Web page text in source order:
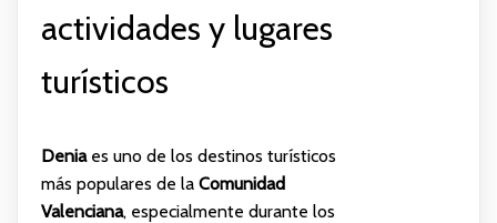
actividades y lugares
turísticos
Deniaes uno de los destinos turísticos
más populares de la Comunidad
Valenciana, especialmente durante los